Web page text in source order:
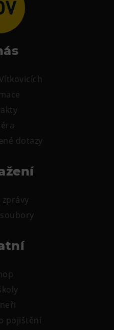
dotazy
zprávy
pojištění